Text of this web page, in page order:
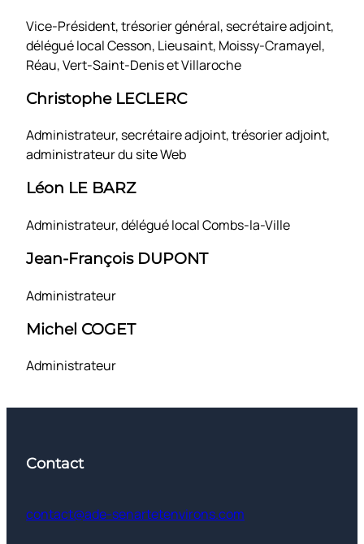
Vice-Président, trésorier général, secrétaire adjoint,
délégué local Cesson, Lieusaint, Moissy-Cramayel,
Réau, Vert-Saint-Denis et Villaroche
Christophe LECLERC
Administrateur, secrétaire adjoint, trésorier adjoint,
administrateur du site Web
Léon LE BARZ
Administrateur, délégué local Combs-la-Ville
Jean-François DUPONT
Administrateur
Michel COGET
Administrateur
Contact
contact@ade-senartetenvirons.com